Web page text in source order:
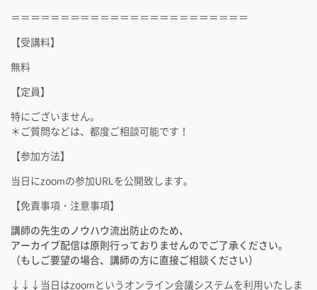
＝＝＝＝＝＝＝＝＝＝＝＝＝＝＝＝＝＝＝＝＝＝＝＝
【受講料】
無料
【定員】
特にございません。
＊ご質問などは、都度ご相談可能です！
【参加方法】
当日にzoomの参加URLを公開致します。
【免責事項・注意事項】
講師の先生のノウハウ流出防止のため、
アーカイブ配信は原則行っておりませんのでご了承ください。
（もしご要望の場合、講師の方に直接ご相談ください）
↓↓↓当日はzoomというオンライン会議システムを利用いたしま